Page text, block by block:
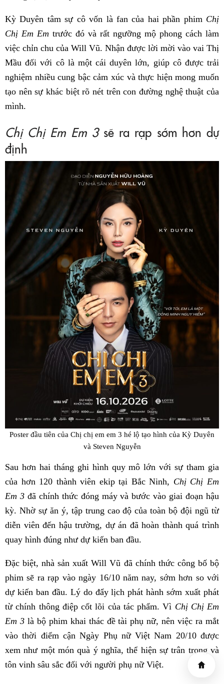
Kỳ Duyên tâm sự cô vốn là fan của hai phần phim Chị
Chị Em Em trước đó và rất ngưỡng mộ phong cách làm
việc chỉn chu của Will Vũ. Nhận được lời mời vào vai Thị
Mầu đối với cô là một cái duyên lớn, giúp cô được trải
nghiệm nhiều cung bậc cảm xúc và thực hiện mong muốn
tạo nên sự khác biệt rõ nét trên con đường nghệ thuật của
mình.
Chị Chị Em Em 3 sẽ ra rạp sớm hơn dự
định
Poster đầu tiên của Chị chị em em 3 hé lộ tạo hình của Kỳ Duyên
và Steven Nguyễn
Sau hơn hai tháng ghi hình quy mô lớn với sự tham gia
của hơn 120 thành viên ekip tại Bắc Ninh, Chị Chị Em
Em 3đã chính thức đóng máy và bước vào giai đoạn hậu
kỳ. Nhờ sự ăn ý, tập trung cao độ của toàn bộ đội ngũ từ
diễn viên đến hậu trường, dự án đã hoàn thành quá trình
quay hình đúng như dự kiến ban đầu.
Đặc biệt, nhà sản xuất Will Vũ đã chính thức công bố bộ
phim sẽ ra rạp vào ngày 16/10 năm nay, sớm hơn so với
dự kiến ban đầu. Lý do đẩy lịch phát hành sớm xuất phát
từ chính thông điệp cốt lõi của tác phẩm. Vì Chị Chị Em
Em 3là bộ phim khai thác đề tài phụ nữ, nên việc ra mắt
vào thời điểm cận Ngày Phụ nữ Việt Nam 20/10 được
xem như một món quà ý nghĩa, thể hiện sự trân trọng và
tôn vinh sâu sắc đối với người phụ nữ Việt.